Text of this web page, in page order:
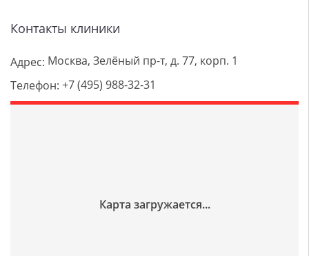
Контакты клиники
Адрес: Москва, Зелёный пр-т, д. 77, корп. 1
Телефон: +7 (495) 988-32-31